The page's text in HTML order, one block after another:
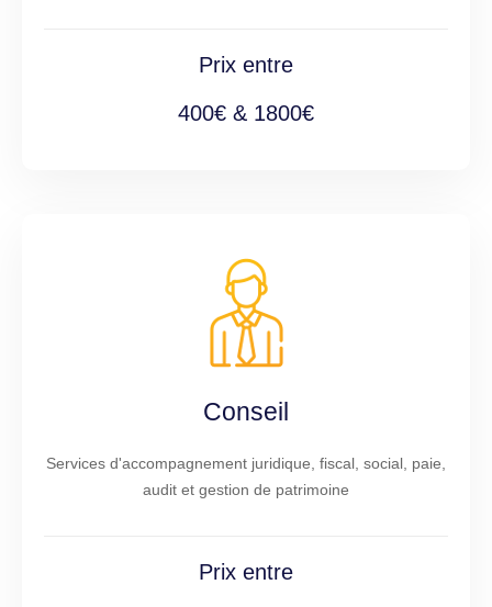
Prix entre
400€ & 1800€
Conseil
Services d'accompagnement juridique, fiscal, social, paie,
audit et gestion de patrimoine
Prix entre